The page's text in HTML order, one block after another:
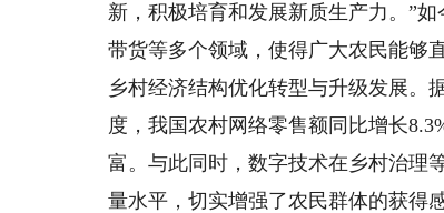
新，积极培育和发展新质生产力。”
带货等多个领域，使得广大农民能够
乡村经济结构优化转型与升级发展。
度，我国农村网络零售额同比增长
富。与此同时，数字技术在乡村治理
量水平，切实增强了农民群体的获得